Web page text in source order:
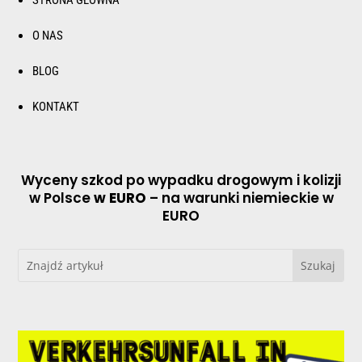
O NAS
BLOG
KONTAKT
Wyceny szkod po wypadku drogowym i kolizji
w Polscew EURO – na warunki niemieckie w
EURO